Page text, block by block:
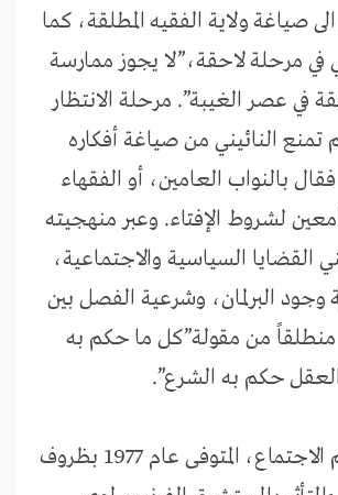
صياغة ولاية الفقيه المطلقة، كما
مرحلة لاحقة،”لا يجوز ممارسة
في عصر الغيبة”. مرحلة الانتظار
تمنع النائيني من صياغة أفكاره
بالنواب العامين، أو الفقهاء
لشروط الإفتاء. وعبر منهجيته
القضايا السياسية والاجتماعية،
وجود البرلمان، وشرعية الفصل بين
من مقولة”كل ما حكم به
العقل حكم به الشرع”.
شريعتي، عالِم الاجتماع، المتوفى عام 1977 بظروف